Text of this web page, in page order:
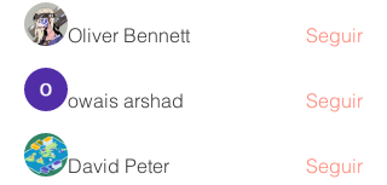
Oliver Bennett Seguir
owais arshad Seguir
David Peter
Seguir